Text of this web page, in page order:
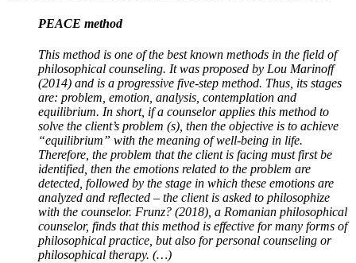
PEACE method
This method is one of the best known methods in the field of
philosophical counseling. It was proposed by Lou Marinoff
(2014) and is a progressive five-step method. Thus, its stages
are: problem, emotion, analysis, contemplation and
equilibrium. In short, if a counselor applies this method to
solve the client’s problem (s), then the objective is to achieve
“equilibrium” with the meaning of well-being in life.
Therefore, the problem that the client is facing must first be
identified, then the emotions related to the problem are
detected, followed by the stage in which these emotions are
analyzed and reflected – the client is asked to philosophize
with the counselor. Frunz? (2018), a Romanian philosophical
counselor, finds that this method is effective for many forms of
philosophical practice, but also for personal counseling or
philosophical therapy. (…)